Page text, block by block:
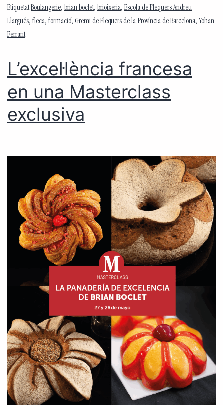
EtiquetatBoulangerie, brian boclet, brioixeria, Escola de Flequers Andreu
Llargués, fleca, formació, Gremi de Flequers de la Província de Barcelona, Yohan
Ferrant
L’excel·lència francesa
en una Masterclass
exclusiva